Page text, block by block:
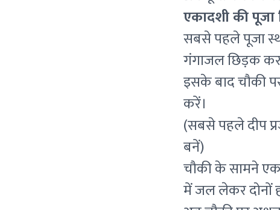
एकादशी की पूजा
सबसे पहले पूजा
गंगाजल छिड़क कर
इसके बाद चौकी
करें।
(सबसे पहले दीप
बनें)
चौकी के सामने
में जल लेकर दोनों